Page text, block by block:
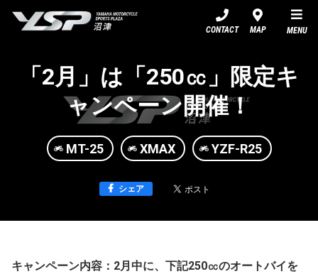
CONTACT MAP MENU
「2月」は「250㏄」限定キ
ャンペーン開催！
MT-25 XMAX YZF-R25
シェア
キャンペーン内容：2月中に、下記250㏄のオートバイを